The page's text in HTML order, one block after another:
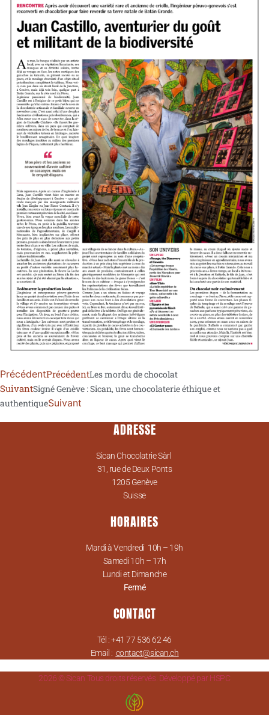
PrécédentPrécédentLes mordu de chocolat
SuivantSigné Genève : Sican, une chocolaterie éthique et
authentiqueSuivant
ADRESSE
Sican Chocolatrie Sàrl
31, rue de Deux Ponts
1205 Genève
Suisse
HORAIRES
Mardi à Vendredi 10h – 19h
Samedi 10h – 17h
Lundi et Dimanche
Fermé
CONTACT
Tél : +41 77 536 62 46
Email : contact@sican.ch
2026 © Sican Tous droits réservés. Développé par HSPC